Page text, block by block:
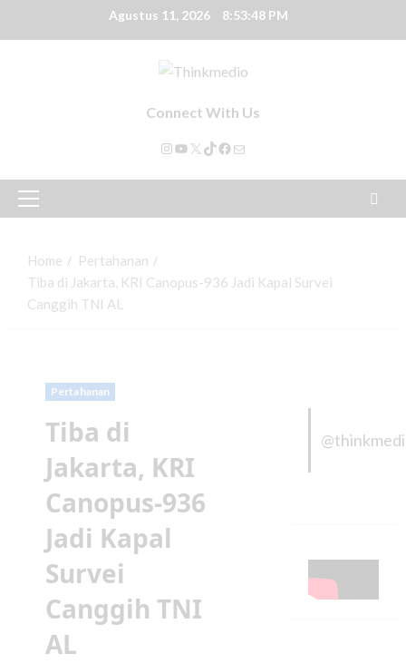
Agustus 11, 2026 8:53:48 PM
Connect With Us
Home
Pertahanan
Tiba di Jakarta, KRI Canopus-936 Jadi Kapal Survei
Canggih TNI AL
Pertahanan
Tiba di
Jakarta, KRI
Canopus-936
Jadi Kapal
Survei
Canggih TNI
AL